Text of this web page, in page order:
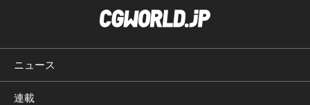
ニュース
連載